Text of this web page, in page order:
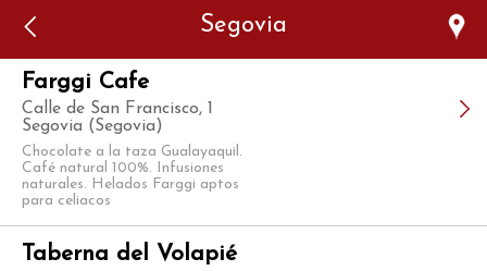
Segovia
Farggi Cafe
Calle de San Francisco, 1
Segovia (Segovia)
Chocolate a la taza Gualayaquil.
Café natural 100%. Infusiones
naturales. Helados Farggi aptos
para celiacos
Taberna del Volapié
authorized to show the cookie declaration for domain group
ID 546ddaab-b478-4440-aa8a-3b0205284212. Please add it to
the domain group in the Cookiebot Manager to authorize
the domain.